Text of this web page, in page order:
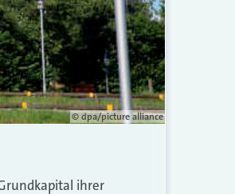
© dpa/picture alliance
ihrer